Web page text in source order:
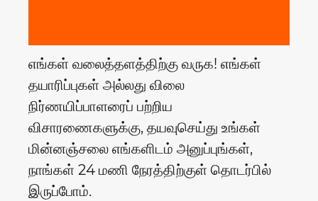
எங்கள் வலைத்தளத்திற்கு வருக! எங்கள்
தயாரிப்புகள் அல்லது விலை
நிர்ணயிப்பாளரைப் பற்றிய
விசாரணைகளுக்கு, தயவுசெய்து உங்கள்
மின்னஞ்சலை எங்களிடம் அனுப்புங்கள்,
நாங்கள் 24 மணி நேரத்திற்குள் தொடர்பில்
இருப்போம்.